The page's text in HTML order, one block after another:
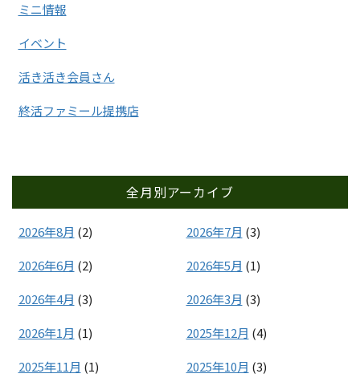
ミニ情報
イベント
活き活き会員さん
終活ファミール提携店
全月別アーカイブ
2026年8月 (2) 2026年7月 (3)
2026年6月 (2) 2026年5月 (1)
2026年4月 (3) 2026年3月 (3)
2026年1月 (1) 2025年12月 (4)
2025年11月 (1) 2025年10月 (3)